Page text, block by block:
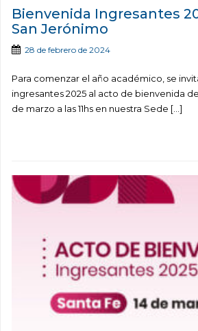
Bienvenida Ingresantes
San Jerónimo
28 de febrero de 2024
Para comenzar el año académico, se
ingresantes 2025 al acto de bienvenida
de marzo a las 11hs en nuestra Sede […]